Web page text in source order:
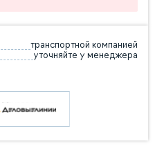
транспортной компанией
уточняйте у менеджера